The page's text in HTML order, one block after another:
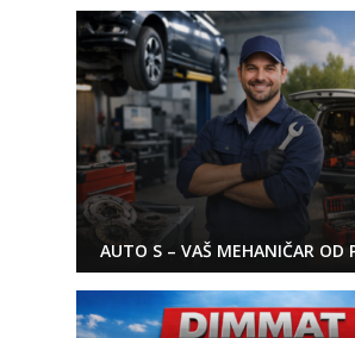
AUTO S – VAŠ MEHANIČAR OD